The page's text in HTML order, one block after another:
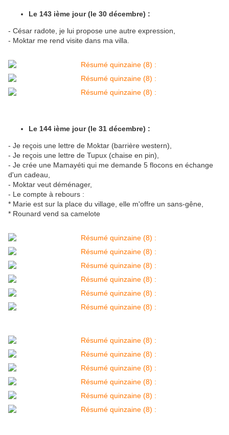
Le 143 ième jour (le 30 décembre) :
- César radote, je lui propose une autre expression,
- Moktar me rend visite dans ma villa.
Le 144 ième jour (le 31 décembre) :
- Je reçois une lettre de Moktar (barrière western),
- Je reçois une lettre de Tupux (chaise en pin),
- Je crée une Mamayéti qui me demande 5 flocons en échange
d'un cadeau,
- Moktar veut déménager,
- Le compte à rebours :
* Marie est sur la place du village, elle m'offre un sans-gêne,
* Rounard vend sa camelote